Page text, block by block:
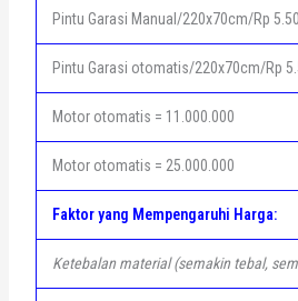
Pintu Garasi Manual/220x70cm/Rp
Pintu Garasi otomatis/220x70cm/Rp
Motor otomatis = 11.000.000
Motor otomatis = 25.000.000
Faktor yang Mempengaruhi Harga:
Ketebalan material (semakin tebal,